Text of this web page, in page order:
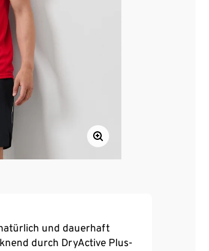
und dauerhaft
durch DryActive Plus-